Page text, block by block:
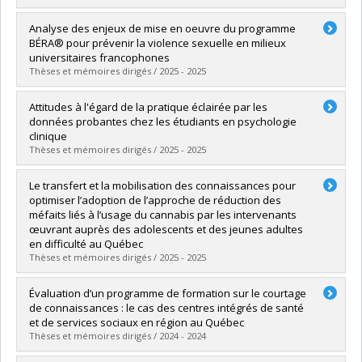
Diplômé(e) :Rodriguez, Michela
Cycle :Maîtrise
Diplôme obtenu :M. Sc.
Lien vers le document dans Papyrus
Analyse des enjeux de mise en oeuvre du programme
BÉRA® pour prévenir la violence sexuelle en milieux
universitaires francophones
Thèses et mémoires dirigés / 2025 - 2025
Diplômé(e) :Krichene, Lina
Cycle :Maîtrise
Diplôme obtenu :
Lien vers le document dans Papyrus
Attitudes à l'égard de la pratique éclairée par les
données probantes chez les étudiants en psychologie
clinique
Thèses et mémoires dirigés / 2025 - 2025
Diplômé(e) :Lebel, Stéphanie
Cycle :Doctorat
Diplôme obtenu :D. Psy.
Lien vers le document dans Papyrus
Le transfert et la mobilisation des connaissances pour
optimiser l’adoption de l’approche de réduction des
méfaits liés à l’usage du cannabis par les intervenants
œuvrant auprès des adolescents et des jeunes adultes
en difficulté au Québec
Thèses et mémoires dirigés / 2025 - 2025
Diplômé(e) :Haddad, Roula
Cycle :Doctorat
Diplôme obtenu :Ph. D.
Lien vers le document dans Papyrus
Évaluation d’un programme de formation sur le courtage
de connaissances : le cas des centres intégrés de santé
et de services sociaux en région au Québec
Thèses et mémoires dirigés / 2024 - 2024